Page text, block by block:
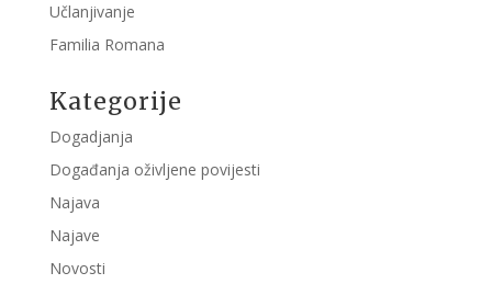
Učlanjivanje
Familia Romana
Kategorije
Dogadjanja
Događanja oživljene povijesti
Najava
Najave
Novosti